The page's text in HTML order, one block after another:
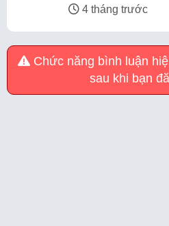
4 tháng trước
Chức năng bình luận
sau khi bạn